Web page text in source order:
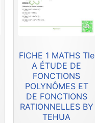
FICHE 1 MATHS Tle
A ÉTUDE DE
FONCTIONS
POLYNÔMES ET
DE FONCTIONS
RATIONNELLES BY
TEHUA